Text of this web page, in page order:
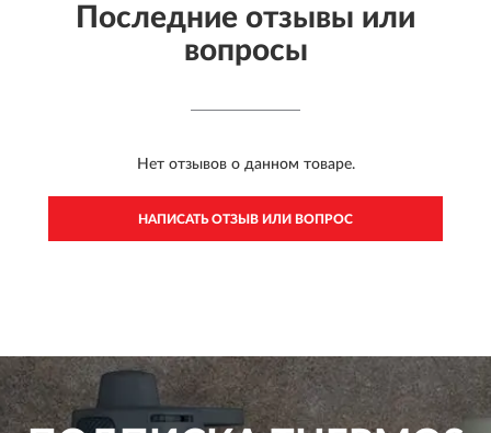
Последние отзывы или
вопросы
Нет отзывов о данном товаре.
НАПИСАТЬ ОТЗЫВ ИЛИ ВОПРОС